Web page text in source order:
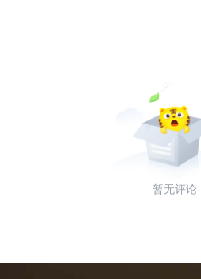
暂无评论